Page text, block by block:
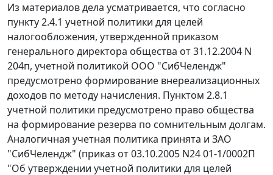
Из материалов дела усматривается, что согласно
пункту 2.4.1 учетной политики для целей
налогообложения, утвержденной приказом
генерального директора общества от 31.12.2004 N
204п, учетной политикой ООО "СибЧелендж"
предусмотрено формирование внереализационных
доходов по методу начисления. Пунктом 2.8.1
учетной политики предусмотрено право общества
на формирование резерва по сомнительным долгам.
Аналогичная учетная политика принята и ЗАО
"СибЧелендж" (приказ от 03.10.2005 N24 01-1/0002П
"Об утверждении учетной политики для целей